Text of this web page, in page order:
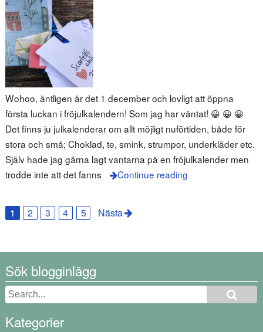
Wohoo, äntligen är det 1 december och lovligt att öppna
första luckan i fröjulkalendern! Som jag har väntat! 😀 😀 😀
Det finns ju julkalenderar om allt möjligt nuförtiden, både för
stora och små; Choklad, te, smink, strumpor, underkläder etc.
Själv hade jag gärna lagt vantarna på en fröjulkalender men
trodde inte att det fanns
Continue reading
1 2 3 4 5 Nästa
Sök blogginlägg
Kategorier